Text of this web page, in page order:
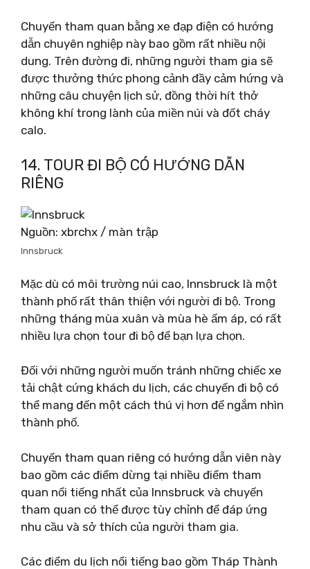
Chuyến tham quan bằng xe đạp điện có hướng
dẫn chuyên nghiệp này bao gồm rất nhiều nội
dung. Trên đường đi, những người tham gia sẽ
được thưởng thức phong cảnh đầy cảm hứng và
những câu chuyện lịch sử, đồng thời hít thở
không khí trong lành của miền núi và đốt cháy
calo.
14. TOUR ĐI BỘ CÓ HƯỚNG DẪN
RIÊNG
Nguồn: xbrchx / màn trập
Innsbruck
Mặc dù có môi trường núi cao, Innsbruck là một
thành phố rất thân thiện với người đi bộ. Trong
những tháng mùa xuân và mùa hè ấm áp, có rất
nhiều lựa chọn tour đi bộ để bạn lựa chọn.
Đối với những người muốn tránh những chiếc xe
tải chật cứng khách du lịch, các chuyến đi bộ có
thể mang đến một cách thú vị hơn để ngắm nhìn
thành phố.
Chuyến tham quan riêng có hướng dẫn viên này
bao gồm các điểm dừng tại nhiều điểm tham
quan nổi tiếng nhất của Innsbruck và chuyến
tham quan có thể được tùy chỉnh để đáp ứng
nhu cầu và sở thích của người tham gia.
Các điểm du lịch nổi tiếng bao gồm Tháp Thành